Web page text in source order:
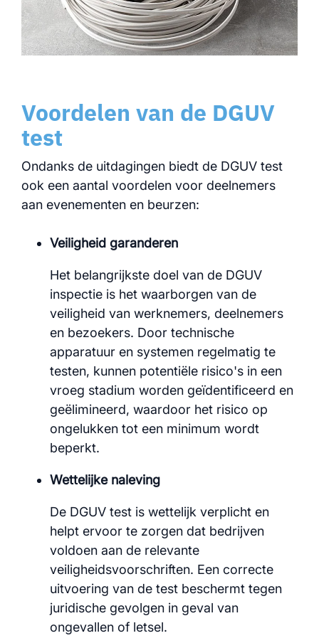
Voordelen van de DGUV
test
Ondanks de uitdagingen biedt de DGUV test
ook een aantal voordelen voor deelnemers
aan evenementen en beurzen:
Veiligheid garanderen
Het belangrijkste doel van de DGUV
inspectie is het waarborgen van de
veiligheid van werknemers, deelnemers
en bezoekers. Door technische
apparatuur en systemen regelmatig te
testen, kunnen potentiële risico's in een
vroeg stadium worden geïdentificeerd en
geëlimineerd, waardoor het risico op
ongelukken tot een minimum wordt
beperkt.
Wettelijke naleving
De DGUV test is wettelijk verplicht en
helpt ervoor te zorgen dat bedrijven
voldoen aan de relevante
veiligheidsvoorschriften. Een correcte
uitvoering van de test beschermt tegen
juridische gevolgen in geval van
ongevallen of letsel.